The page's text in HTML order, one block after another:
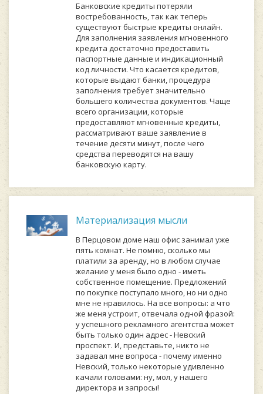
Банковские кредиты потеряли
востребованность, так как теперь
существуют быстрые кредиты онлайн.
Для заполнения заявления мгновенного
кредита достаточно предоставить
паспортные данные и индикационный
код личности. Что касается кредитов,
которые выдают банки, процедура
заполнения требует значительно
большего количества документов. Чаще
всего организации, которые
предоставляют мгновенные кредиты,
рассматривают ваше заявление в
течение десяти минут, после чего
средства переводятся на вашу
банковскую карту.
Материализация мысли
В Перцовом доме наш офис занимал уже
пять комнат. Не помню, сколько мы
платили за аренду, но в любом случае
желание у меня было одно - иметь
собственное помещение. Предложений
по покупке поступало много, но ни одно
мне не нравилось. На все вопросы: а что
же меня устроит, отвечала одной фразой:
у успешного рекламного агентства может
быть только один адрес - Невский
проспект. И, представьте, никто не
задавал мне вопроса - почему именно
Невский, только некоторые удивленно
качали головами: ну, мол, у нашего
директора и запросы!